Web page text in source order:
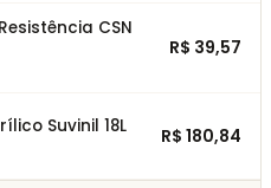
CSN
R$ 39,57
Suvinil 18L R$ 180,84